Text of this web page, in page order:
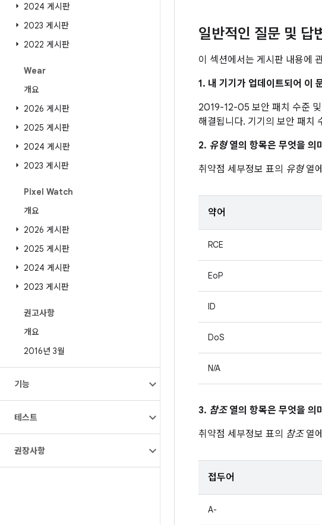
2024 게시판
2023 게시판
2022 게시판
Wear
개요
2026 게시판
2025 게시판
2024 게시판
2023 게시판
Pixel Watch
개요
2026 게시판
2025 게시판
2024 게시판
2023 게시판
권고사항
개요
2016년 3월
기능
테스트
권장사항
일반적인 질문 및 답
이 섹션에서는 게시판 내용에
1. 내 기기가 업데이트되어 이
2019-12-05 보안 패치 수준
해결됩니다. 기기의 보안 패치
2. 유형열의 항목은 무엇을 의
취약점 세부정보 표의 유형열
약어
RCE
EoP
ID
DoS
N/A
3. 참조열의 항목은 무엇을 의
취약점 세부정보 표의 참조열
접두어
A-